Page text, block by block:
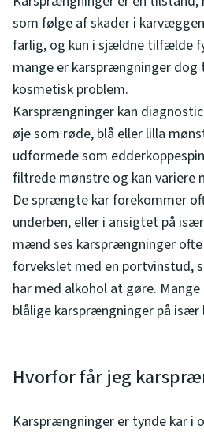
som følge af skader i
farlig, og kun i sjældne tilfælde
mange er karsprængninger
kosmetisk problem.
Karsprængninger kan
øje som røde, blå eller lilla
udformede som
filtrede mønstre og kan variere
De sprængte kar forekommer
underben, eller i ansigtet på
mænd ses karsprængninger
forvekslet med en portvinstud,
har med alkohol at gøre.
blålige karsprængninger på især
Hvorfor får jeg
Karsprængninger er tynde kar i